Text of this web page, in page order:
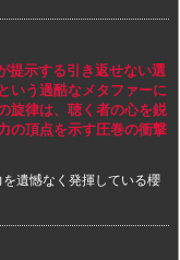
示する引き返せない選
いう過酷なメタファーに
旋律は、聴く者の心を鋭
の頂点を示す圧巻の衝撃
遺憾なく発揮している櫻